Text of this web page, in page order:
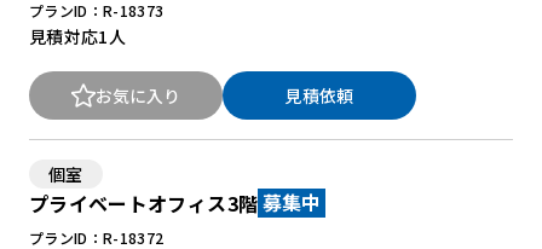
プランID：R-18373
見積対応1人
お気に入り 見積依頼
個室
プライベートオフィス3階 募集中
プランID：R-18372